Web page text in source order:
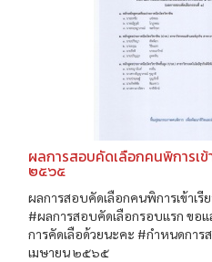
ผลการสอบคัดเลือกคนพิการเข้
๒๕๖๕
ผลการสอบคัดเลือกคนพิการเข้าเ
#ผลการสอบคัดเลือกรอบแรก ขอ
การคัดเลือด้วยนะคะ #กำหนดกา
เมษายน ๒๕๖๕